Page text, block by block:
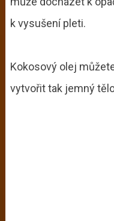
k vysušení pleti.
Kokosový olej
vytvořit tak jemný